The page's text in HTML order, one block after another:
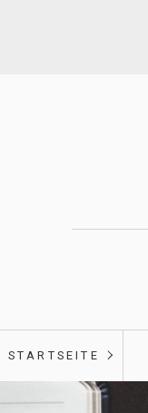
STARTSEITE